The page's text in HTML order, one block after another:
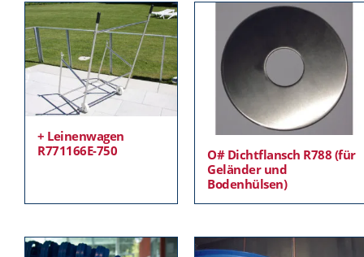
+ Leinenwagen
R771166E-750
O# Dichtflansch R788 (für
Geländer und
Bodenhülsen)